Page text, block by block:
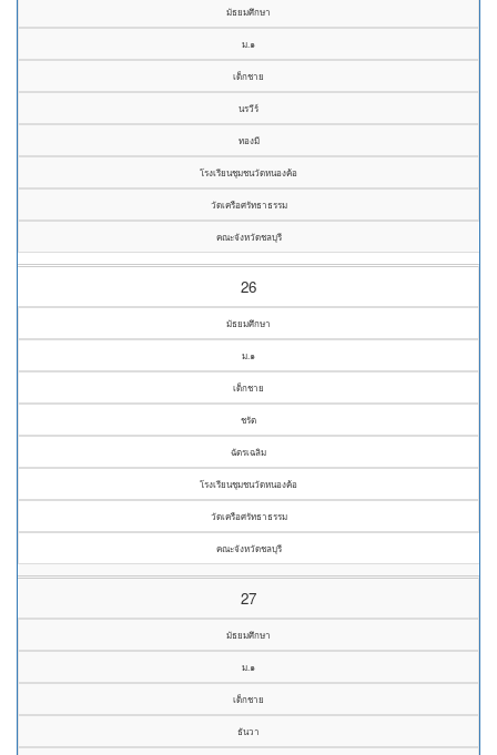
มัธยมศึกษา
ม.๑
เด็กชาย
นรวีร์
ทองมี
โรงเรียนชุมชนวัดหนองค้อ
วัดเครือศรัทธาธรรม
คณะจังหวัดชลบุรี
26
มัธยมศึกษา
ม.๑
เด็กชาย
ชรัต
ฉัตรเฉลิม
โรงเรียนชุมชนวัดหนองค้อ
วัดเครือศรัทธาธรรม
คณะจังหวัดชลบุรี
27
มัธยมศึกษา
ม.๑
เด็กชาย
ธันวา